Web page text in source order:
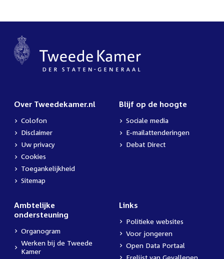
Over Tweedekamer.nl
Colofon
Disclaimer
Uw privacy
Cookies
Toegankelijkheid
Sitemap
Blijf op de hoogte
Sociale media
E-mailattenderingen
Debat Direct
Ambtelijke
ondersteuning
Organogram
Werken bij de Tweede
Kamer
Links
Politieke websites
Voor jongeren
Open Data Portaal
Erelijst van Gevallenen